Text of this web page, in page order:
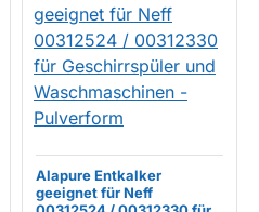
Alapure Entkalker
geeignet für Neff